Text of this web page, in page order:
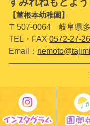
すみれねもとよ
【菫根本幼稚園】
〒507-0064 岐阜県
TEL・FAX 0572-27-
Email：